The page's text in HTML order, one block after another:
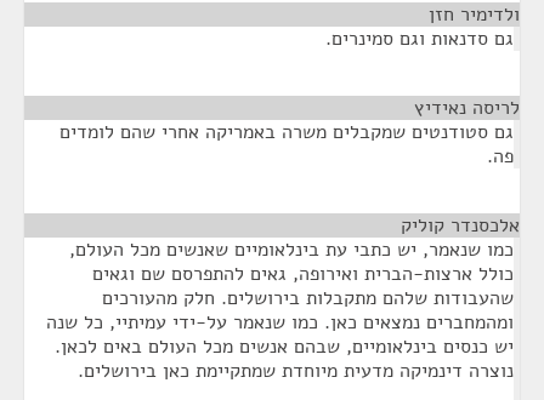
ולדימיר חזן
גם סדנאות וגם סמינרים.
לריסה נאידיץ
גם סטודנטים שמקבלים משרה באמריקה אחרי שהם לומדים
פה.
אלכסנדר קוליק
כמו שנאמר, יש כתבי עת בינלאומיים שאנשים מכל העולם,
כולל ארצות-הברית ואירופה, גאים להתפרסם שם וגאים
שהעבודות שלהם מתקבלות בירושלים. חלק מהעורכים
ומהמחברים נמצאים כאן. כמו שנאמר על-ידי עמיתיי, כל שנה
יש כנסים בינלאומיים, שבהם אנשים מכל העולם באים לכאן.
נוצרה דינמיקה מדעית מיוחדת שמתקיימת כאן בירושלים.